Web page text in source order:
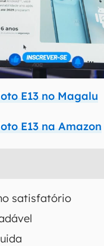
E13 no Magalu
E13 na Amazon
satisfatório